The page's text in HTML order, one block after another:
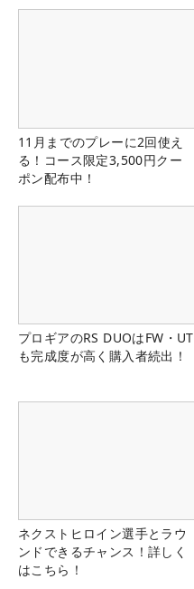
11月までのプレーに2回使え
る！コース限定3,500円クー
ポン配布中！
プロギアのRS DUOはFW・UT
も完成度が高く購入者続出！
ネクストヒロイン選手とラウ
ンドできるチャンス！詳しく
はこちら！